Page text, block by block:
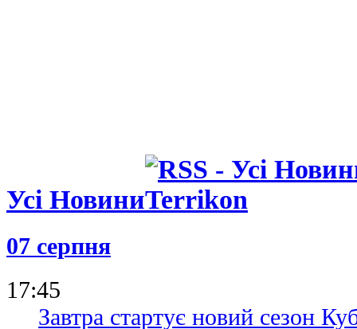
Усі Новини
07 серпня
17:45
Завтра стартує новий сезон